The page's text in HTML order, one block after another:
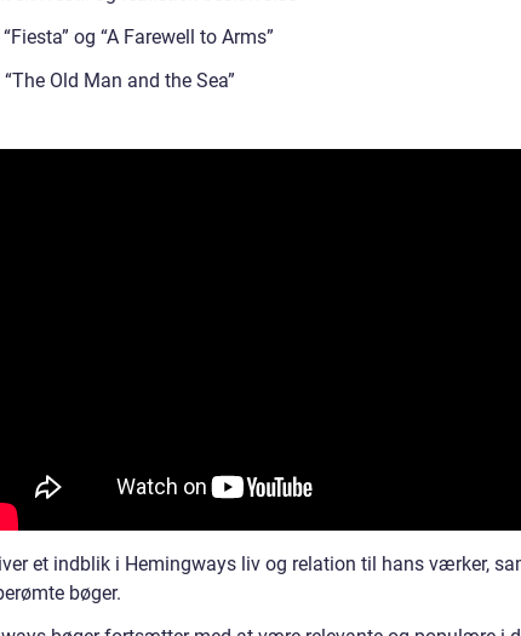
og “A Farewell to Arms”
Old Man and the Sea”
et indblik i Hemingways liv og relation til hans værker,
bøger.